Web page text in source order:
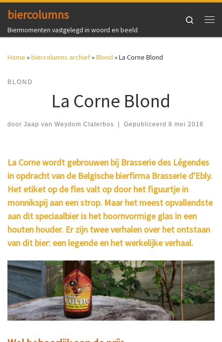
Ga naar inhoud
biercolumns
Biermomenten vastgelegd in woord en beeld
Search
Home »biercolumns archief»Blond »La Corne Blond
BLOND
La Corne Blond
door Jaap van Weydom Claterbos Gepubliceerd 8 mei 2016
La Corne wordt gebrouwen bij Brasserie des Légendes
in opdracht van de Belgische bierfirma Brasserie d'Ebly.
Het etiket op de fles valt op door het figuurtje in
monnikspij aan een strop. Maar het meest opvallendste
aan dit speciaalbier is het hoornvormige glas in een
houten houder. Er zijn twee verhalen over het ontstaan
van dit bier: een legende en het werkelijke verhaal.